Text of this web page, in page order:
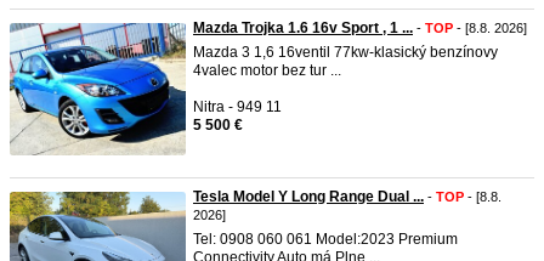
Mazda Trojka 1.6 16v Sport , 1 ... - TOP - [8.8. 2026]
Mazda 3 1,6 16ventil 77kw-klasický benzínovy
4valec motor bez tur ...
Nitra - 949 11
5 500 €
Tesla Model Y Long Range Dual ... - TOP - [8.8.
2026]
Tel: 0908 060 061 Model:2023 Premium
Connectivity Auto má Plne ...